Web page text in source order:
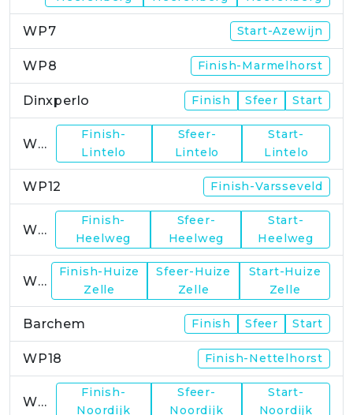
WP7 Start-Azewijn
WP8 Finish-Marmelhorst
Dinxperlo Finish Sfeer Start
WP11
Finish-
Lintelo
Sfeer-
Lintelo
Start-
Lintelo
WP12 Finish-Varsseveld
WP13
Finish-
Heelweg
Sfeer-
Heelweg
Start-
Heelweg
WP15
Finish-Huize
Zelle
Sfeer-Huize
Zelle
Start-Huize
Zelle
Barchem Finish Sfeer Start
WP18 Finish-Nettelhorst
WP19
Finish-
Noordijk
Sfeer-
Noordijk
Start-
Noordijk